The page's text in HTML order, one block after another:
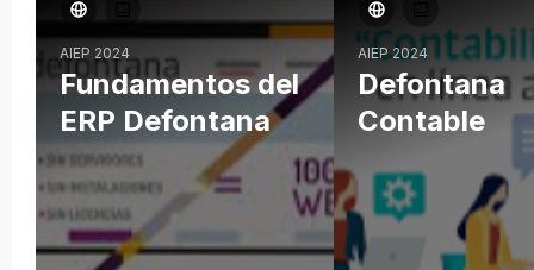
AIEP 2024
Fundamentos del
ERP Defontana
AIEP 2024
Defontana
Contable